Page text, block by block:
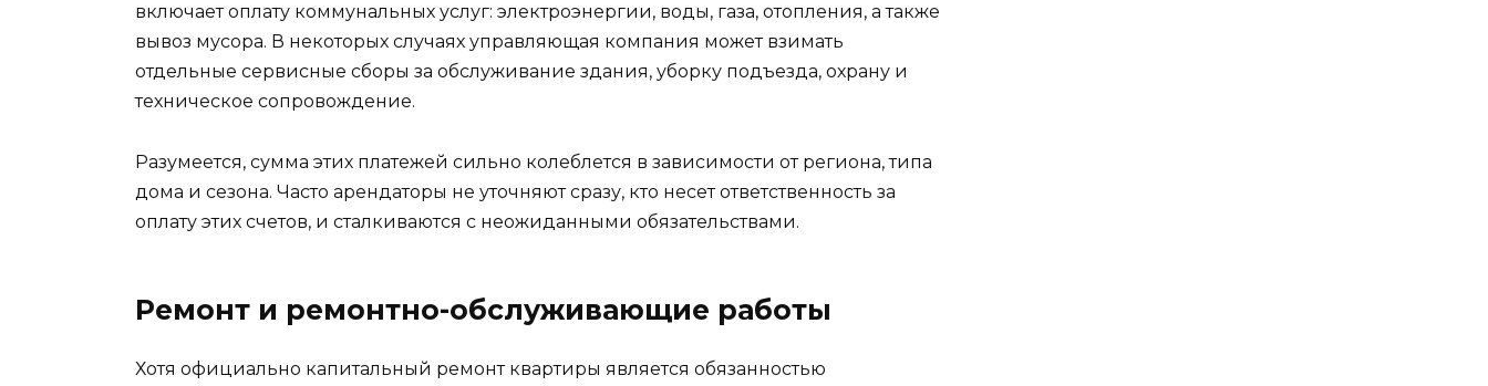
включает оплату коммунальных услуг: электроэнергии, воды, газа, отопления, а также
вывоз мусора. В некоторых случаях управляющая компания может взимать
отдельные сервисные сборы за обслуживание здания, уборку подъезда, охрану и
техническое сопровождение.
Разумеется, сумма этих платежей сильно колеблется в зависимости от региона, типа
дома и сезона. Часто арендаторы не уточняют сразу, кто несет ответственность за
оплату этих счетов, и сталкиваются с неожиданными обязательствами.
Ремонт и ремонтно-обслуживающие работы
Хотя официально капитальный ремонт квартиры является обязанностью